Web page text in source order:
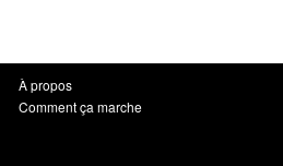
À propos
Comment ça marche